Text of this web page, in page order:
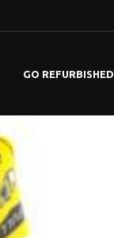
GO REFURBISHED